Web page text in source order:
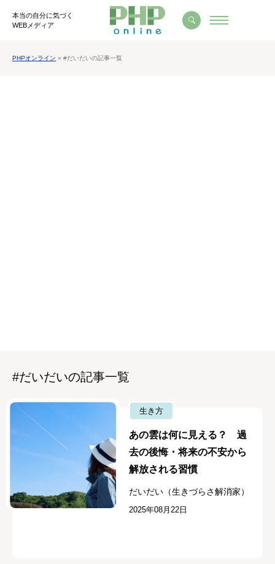
本当の自分に気づく
WEBメディア
PHPオンライン » #だいだいの記事一覧
#だいだいの記事一覧
生き方
あの雲は何に見える？ 過
去の後悔・将来の不安から
解放される習慣
だいだい（生きづらさ解消家）
2025年08月22日